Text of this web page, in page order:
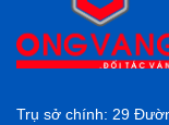
Trụ sở chính: 29